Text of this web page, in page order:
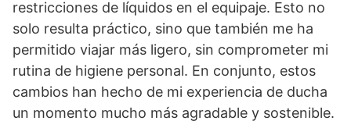
restricciones de líquidos en el equipaje. Esto no
solo resulta práctico, sino que también me ha
permitido viajar más ligero, sin comprometer mi
rutina de higiene personal. En conjunto, estos
cambios han hecho de mi experiencia de ducha
un momento mucho más agradable y sostenible.